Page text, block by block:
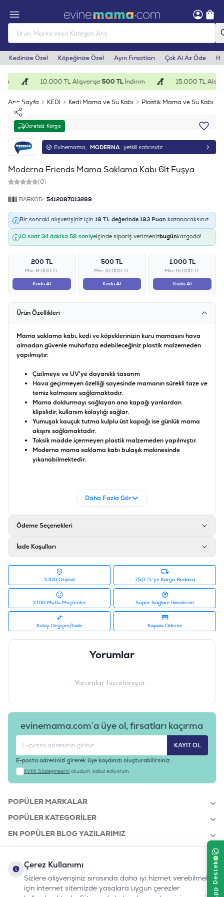
Kedinize Özel Köpeğinize Özel Ayın Fırsatları Çok Al Az Öde
10.000 TL Alışverişe500 TLİndirim 15.000 TL
Ana Sayfa KEDİ Kedi Mama ve Su Kabı Plastik Mama ve Su Kabı
Ücretsiz Kargo
Paylaş
Evinemama, MODERNA yetkili satıcısıdır.
Moderna Friends Mama Saklama Kabı 6lt Fuşya
(0)
BARKOD: 5412087013289
Bir sonraki alışverişiniz için 19 TL değerinde 193 Puan kazanacaksınız.
10 saat 34 dakika 57 saniyeiçinde sipariş verirsenizbugünkargoda!
200 TL
Min: 6.000 TL
Kodu Al
500 TL
Min: 10.000 TL
Kodu Al
1.000 TL
Min: 15.000 TL
Kodu Al
Ürün Özellikleri
Mama saklama kabı, kedi ve köpeklerinizin kuru mamasını hava
almadan güvenle muhafaza edebileceğiniz plastik malzemeden
yapılmıştır.
Çizilmeye ve UV'ye dayanıklı tasarım
Hava geçirmeyen özelliği sayesinde mamanın sürekli taze ve
temiz kalmasını sağlamaktadır.
Mama doldurmayı sağlayan ana kapağı yanlardan
klipslidir, kullanım kolaylığı sağlar.
Yumuşak kauçuk tutma kulplu üst kapağı ise günlük mama
akışını sağlamaktadır.
Toksik madde içermeyen plastik malzemeden yapılmıştır.
Moderna mama saklama kabı bulaşık makinesinde
yıkanabilmektedir.
Kuru Mama Saklama Kabı Ebatları;
Yükseklik: 29,5 cm
Hacim: 6 Litre
Barkod
Daha Fazla Gör
Ödeme Seçenekleri
İade Koşulları
%100 Orijinal 750 TL'ye Kargo Bedava
%100 Mutlu Müşteriler Süper Sağlam Gönderim
Kolay Değişim/İade Kapıda Ödeme
Yorumlar
Yorumlar hazırlanıyor...
evinemama.com’a üye ol, fırsatları kaçırma
KAYIT OL
E-posta adresinizi girerek üye kaydınızı oluşturabilirsiniz.
KVKK Sözleşmesi'ni okudum, kabul ediyorum.
POPÜLER MARKALAR
POPÜLER KATEGORILER
EN POPÜLER BLOG YAZILARIMIZ
KURUMSAL
Çerez Kullanımı
Sizlere alışverişiniz sırasında daha iyi hizmet verebilmek
için internet sitemizde yasalara uygun çerezler